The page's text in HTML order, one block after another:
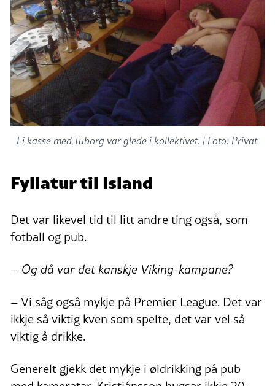
Ei kasse med Tuborg var glede i kollektivet. | Foto: Privat
Fyllatur til Island
Det var likevel tid til litt andre ting også, som
fotball og pub.
– Og då var det kanskje Viking-kampane?
– Vi såg også mykje på Premier League. Det var
ikkje så viktig kven som spelte, det var vel så
viktig å drikke.
Generelt gjekk det mykje i øldrikking på pub